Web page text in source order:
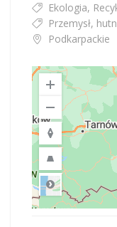
Ekologia,
Przemysł,
Podkarpackie
Road